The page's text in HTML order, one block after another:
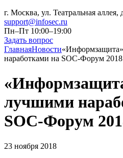
г. Москва, ул. Театральная аллея,
support@infosec.ru
Пн–Пт 10:00–19:00
Задать вопрос
ГлавнаяНовости
наработками на SOC-Форум 2018
лучшими
SOC-Форум
23 ноября 2018